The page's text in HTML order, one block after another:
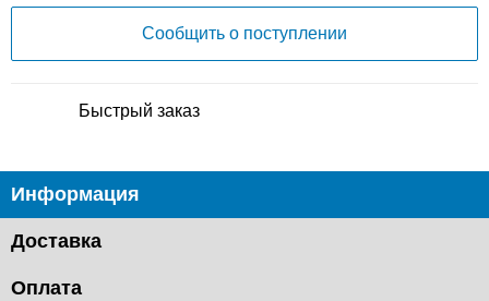
Сообщить о поступлении
Быстрый заказ
Информация
Доставка
Оплата